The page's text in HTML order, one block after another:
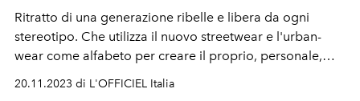
Ritratto di una generazione ribelle e libera da ogni
stereotipo. Che utilizza il nuovo streetwear e l'urban-
wear come alfabeto per creare il proprio, personale,
20.11.2023 di L'OFFICIEL Italia